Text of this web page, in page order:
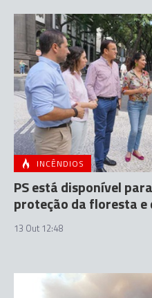
INCÊNDIOS
PS está disponível
proteção da floresta e
13 Out 12:48